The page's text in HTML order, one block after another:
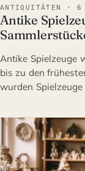
ANTIQUITÄTEN · 6
Antike
Antike Spielzeuge
bis zu den
wurden
ANTIQUITÄTEN